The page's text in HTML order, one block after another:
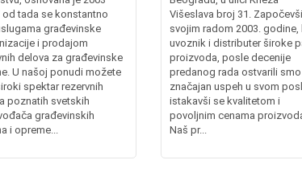
od tada se konstantno
građevinske
i prodajom
delova za građevinske
U našoj ponudi možete
spektar rezervnih
poznatih svetskih
građevinskih
i opreme...
Višeslava broj 31.
svojim radom 2003. godine,
uvoznik i distributer široke
proizvoda, posle decenije
predanog rada ostvarili smo
značajan uspeh u svom
istakavši se kvalitetom i
povoljnim cenama
Naš pr...